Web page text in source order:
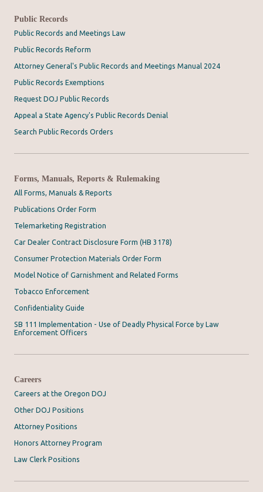
Public Records
Public Records and Meetings Law
Public Records Reform
Attorney General's Public Records and Meetings Manual 2024
Public Records Exemptions
Request DOJ Public Records
Appeal a State Agency's Public Records Denial
Search Public Records Orders
Forms, Manuals, Reports & Rulemaking
All Forms, Manuals & Reports
Publications Order Form
Telemarketing Registration
Car Dealer Contract Disclosure Form (HB 3178)
Consumer Protection Materials Order Form
Model Notice of Garnishment and Related Forms
Tobacco Enforcement
Confidentiality Guide
SB 111 Implementation - Use of Deadly Physical Force by Law
Enforcement Officers
Careers
Careers at the Oregon DOJ
Other DOJ Positions
Attorney Positions
Honors Attorney Program
Law Clerk Positions